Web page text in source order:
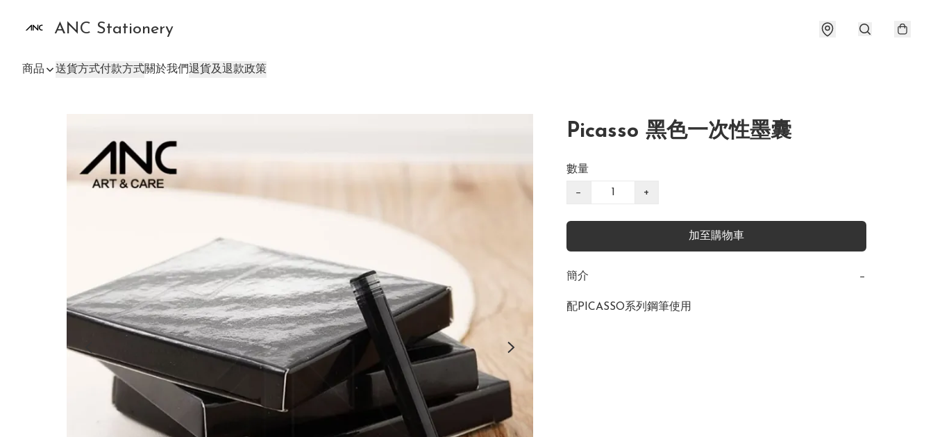
ANC Stationery
商品 送貨方式付款方式關於我們退貨及退款政策
Picasso 黑色一次性墨囊
數量
− +
加至購物車
簡介 −
配PICASSO系列鋼筆使用